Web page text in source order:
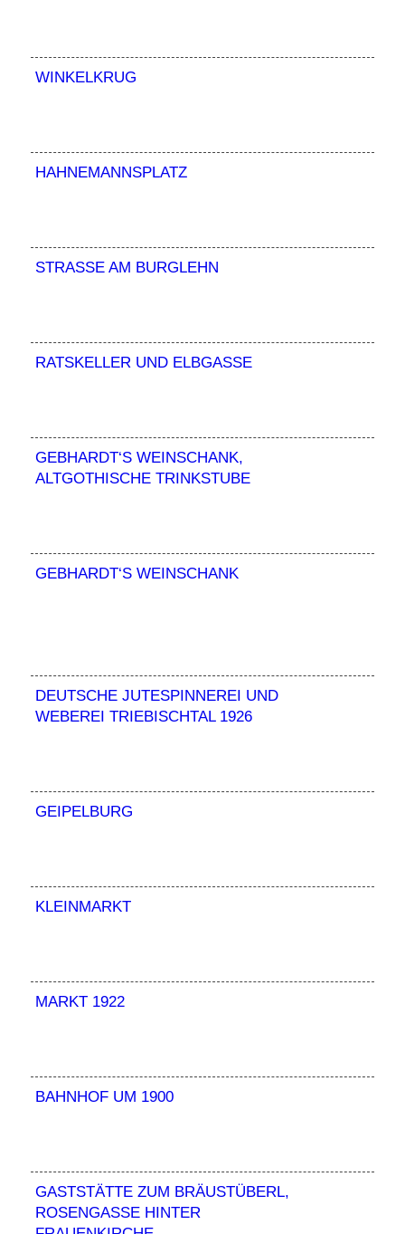
WINKELKRUG
HAHNEMANNSPLATZ
STRASSE AM BURGLEHN
RATSKELLER UND ELBGASSE
GEBHARDT‘S WEINSCHANK,
ALTGOTHISCHE TRINKSTUBE
GEBHARDT‘S WEINSCHANK
DEUTSCHE JUTESPINNEREI UND
WEBEREI TRIEBISCHTAL 1926
GEIPELBURG
KLEINMARKT
MARKT 1922
BAHNHOF UM 1900
GASTSTÄTTE ZUM BRÄUSTÜBERL,
ROSENGASSE HINTER